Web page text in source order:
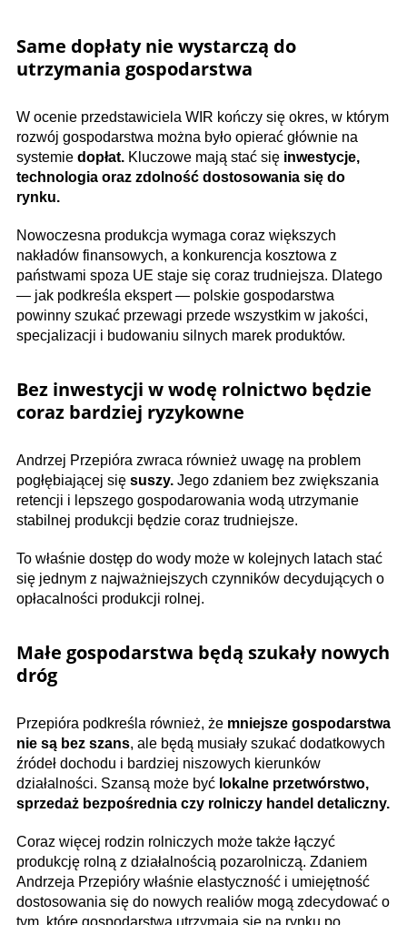
Same dopłaty nie wystarczą do
utrzymania gospodarstwa
W ocenie przedstawiciela WIR kończy się okres, w którym
rozwój gospodarstwa można było opierać głównie na
systemie dopłat. Kluczowe mają stać się inwestycje,
technologia oraz zdolność dostosowania się do
rynku.
Nowoczesna produkcja wymaga coraz większych
nakładów finansowych, a konkurencja kosztowa z
państwami spoza UE staje się coraz trudniejsza. Dlatego
— jak podkreśla ekspert — polskie gospodarstwa
powinny szukać przewagi przede wszystkim w jakości,
specjalizacji i budowaniu silnych marek produktów.
Bez inwestycji w wodę rolnictwo będzie
coraz bardziej ryzykowne
Andrzej Przepióra zwraca również uwagę na problem
pogłębiającej się suszy. Jego zdaniem bez zwiększania
retencji i lepszego gospodarowania wodą utrzymanie
stabilnej produkcji będzie coraz trudniejsze.
To właśnie dostęp do wody może w kolejnych latach stać
się jednym z najważniejszych czynników decydujących o
opłacalności produkcji rolnej.
Małe gospodarstwa będą szukały nowych
dróg
Przepióra podkreśla również, że mniejsze gospodarstwa
nie są bez szans, ale będą musiały szukać dodatkowych
źródeł dochodu i bardziej niszowych kierunków
działalności. Szansą może być lokalne przetwórstwo,
sprzedaż bezpośrednia czy rolniczy handel detaliczny.
Coraz więcej rodzin rolniczych może także łączyć
produkcję rolną z działalnością pozarolniczą. Zdaniem
Andrzeja Przepióry właśnie elastyczność i umiejętność
dostosowania się do nowych realiów mogą zdecydować o